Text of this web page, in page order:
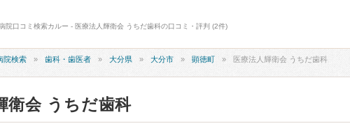
院口コミ検索カルー - 医療法人輝衛会 うちだ歯科の口コミ・評判 (2件)
院検索 歯科・歯医者 大分県 大分市 顕徳町 医療法人輝衛会 うちだ歯科
衛会 うちだ歯科